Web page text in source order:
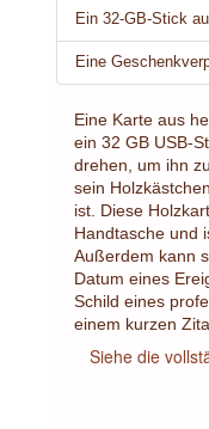
Ein 32-GB-Stick
Eine
Eine Karte aus
ein 32 GB USB-
drehen, um ihn
sein
ist. Diese
Handtasche und
Außerdem kann
Datum eines
Schild eines
einem kurzen
Siehe die